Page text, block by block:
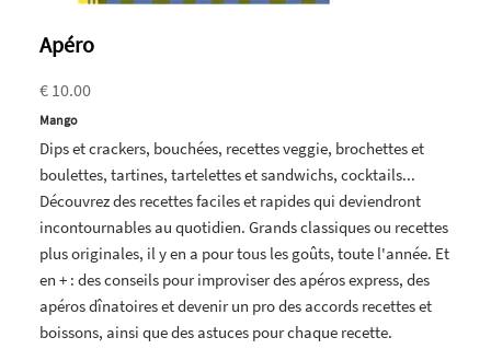
Apéro
€ 10.00
Mango
Dips et crackers, bouchées, recettes veggie, brochettes et
boulettes, tartines, tartelettes et sandwichs, cocktails...
Découvrez des recettes faciles et rapides qui deviendront
incontournables au quotidien. Grands classiques ou recettes
plus originales, il y en a pour tous les goûts, toute l'année. Et
en + : des conseils pour improviser des apéros express, des
apéros dînatoires et devenir un pro des accords recettes et
boissons, ainsi que des astuces pour chaque recette.